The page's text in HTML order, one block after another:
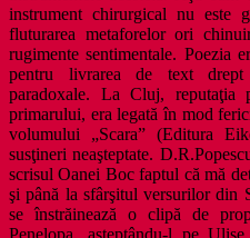
instrument chirurgical nu este
fluturarea metaforelor ori
rugimente sentimentale. Poezia
pentru livrarea de text
paradoxale. La Cluj, reputaţia
primarului, era legată în mod
volumului „Scara” (Editura
susţineri neaşteptate.
scrisul Oanei Boc faptul că mă
şi până la sfârşitul versurilor din
se înstrăinează o clipă de